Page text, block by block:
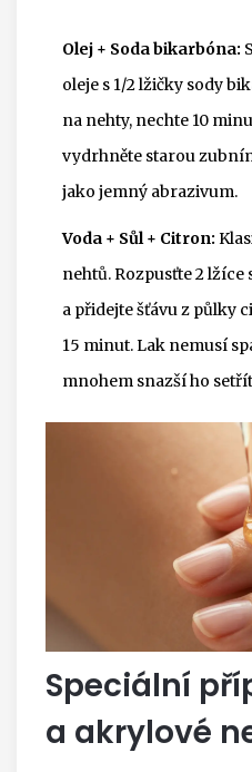
Olej + Soda bikarbóna:
oleje s 1/2 lžičky sody
na nehty, nechte 10
vydrhněte starou
jako jemný abrazivum.
Voda + Sůl + Citron:
nehtů. Rozpusťte 2
a přidejte šťávu z půlky
15 minut. Lak nemusí
mnohem snazší ho
Speciální
a akrylové